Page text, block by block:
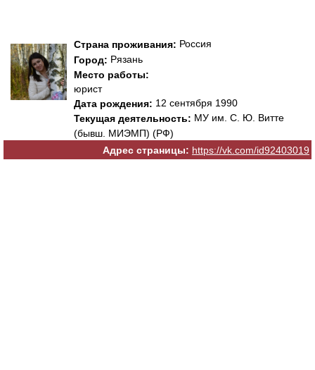
Страна проживания: Россия
Город: Рязань
Место работы:
юрист
Дата рождения: 12 сентября 1990
Текущая деятельность: МУ им. С. Ю. Витте
(бывш. МИЭМП) (РФ)
Адрес страницы: https://vk.com/id92403019